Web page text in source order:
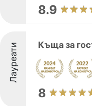
8.9
Лауреати Къща за
8